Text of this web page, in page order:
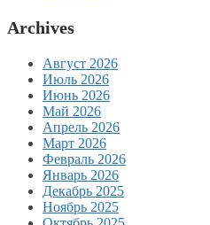
Archives
Август 2026
Июль 2026
Июнь 2026
Май 2026
Апрель 2026
Март 2026
Февраль 2026
Январь 2026
Декабрь 2025
Ноябрь 2025